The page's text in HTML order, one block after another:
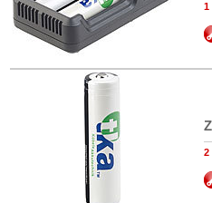
1
2